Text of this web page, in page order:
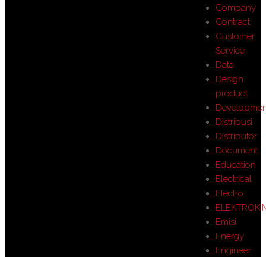
Company
Contract
Customer
Service
Data
Design
product
Distribusi
Distributor
Document
Education
Electrical
Electro
Emisi
Energy
Engineer